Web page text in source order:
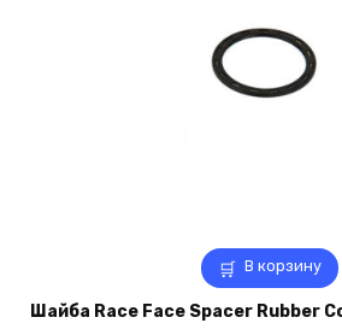
В корзину
Шайба Race Face Spacer Rubber